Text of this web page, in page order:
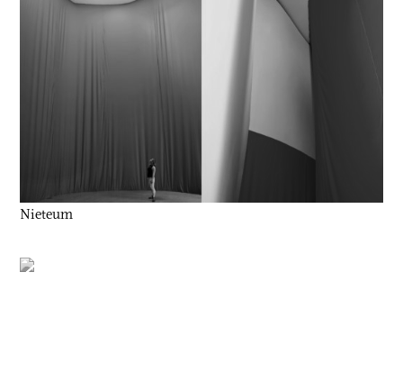
Nieteum